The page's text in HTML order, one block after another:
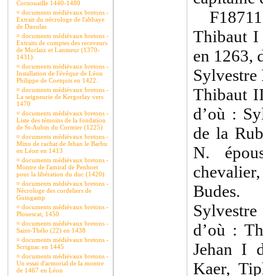
Cornouaille 1440-1480
¤ documents médiévaux bretons -
Extrait du nécrologe de l'abbaye
de Daoulas
¤ documents médiévaux bretons -
Extraits de comptes des receveurs
de Morlaix et Lanmeur (1370-
1431).
¤ documents médiévaux bretons -
Installation de l'évêque de Léon
Philippe de Coetquis en 1422.
¤ documents médiévaux bretons -
La seigneurie de Kergorlay vers
1470
¤ documents médiévaux bretons -
Liste des témoins de la fondation
de St-Aubin du Cormier (1225)
¤ documents médiévaux bretons -
Minu de rachat de Jehan le Barbu
en Léon en 1413
¤ documents médiévaux bretons -
Montre de l'amiral de Penhoet
pour la libération du duc (1420)
¤ documents médiévaux bretons -
Nécrologe des cordeliers de
Guingamp
¤ documents médiévaux bretons -
Plouescat, 1450
¤ documents médiévaux bretons -
Saint-Thélo (22) en 1438
¤ documents médiévaux bretons -
Scrignac en 1445
¤ documents médiévaux bretons -
Un essai d'armorial de la montre
de 1467 en Léon
Thibaut I
en 1263,
Sylvestre
Thibaut
d’où :
de la
N.
Budes.
d’où :
Jehan I
Kaer,